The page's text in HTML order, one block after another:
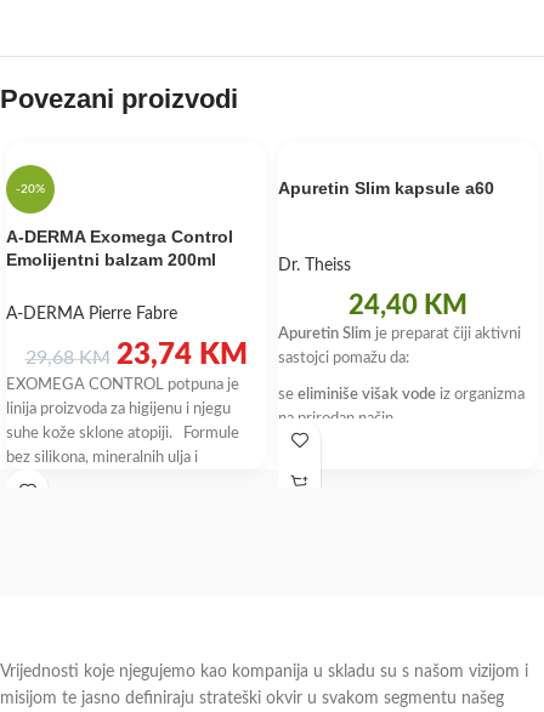
Povezani proizvodi
-20%
A-DERMA Exomega Control
Emolijentni balzam 200ml
A-DERMA Pierre Fabre
29,68KM 23,74 KM
EXOMEGA CONTROL potpuna je
linija proizvoda za higijenu i njegu
suhe kože sklone atopiji. Formule
bez silikona, mineralnih ulja i
Apuretin Slim kapsule a60
Dr. Theiss
24,40 KM
Apuretin Slim je preparat čiji aktivni
sastojci pomažu da:
se eliminiše višak vode iz organizma
na prirodan način
se održi
seubrza metabolizam
Vrijednosti koje njegujemo kao kompanija u skladu su s našom vizijom i
misijom te jasno definiraju strateški okvir u svakom segmentu našeg